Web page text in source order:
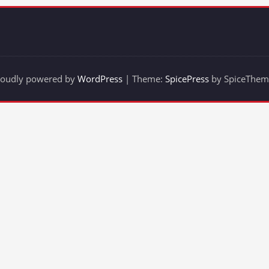
powered by WordPress | Theme: SpicePress by